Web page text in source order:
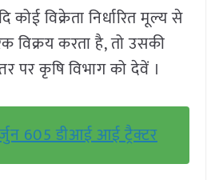
कोई विक्रेता निर्धारित मूल्य से
विक्रय करता है, तो उसकी
पर कृषि विभाग को देवें ।
605 डीआई आई ट्रैक्टर